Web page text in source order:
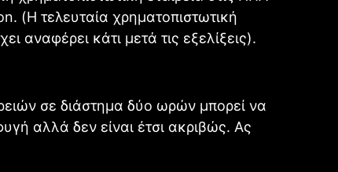
(Η τελευταία χρηματοπιστωτική
αναφέρει κάτι μετά τις εξελίξεις).
σε διάστημα δύο ωρών μπορεί να
αλλά δεν είναι έτσι ακριβώς. Ας